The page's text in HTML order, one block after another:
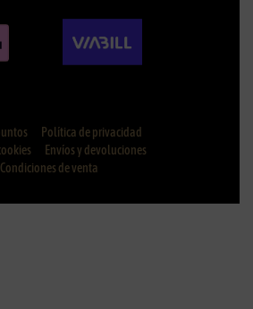
Política de privacidad
Envíos y devoluciones
Condiciones de venta